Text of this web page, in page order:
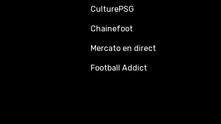
CulturePSG
Chainefoot
Mercato en direct
Football Addict